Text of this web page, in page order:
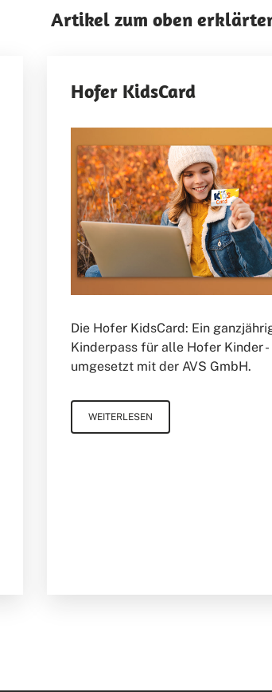
Artikel zum oben
Hofer KidsCard
Die Hofer KidsCard: Ein
Kinderpass für alle Hofer Kinder -
umgesetzt mit der AVS GmbH.
WEITERLESEN